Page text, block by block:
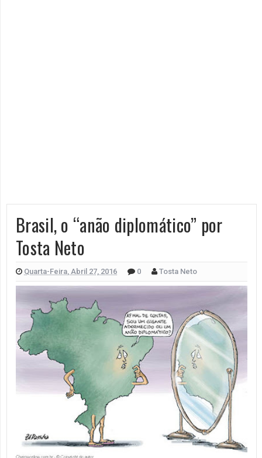
Brasil, o “anão diplomático” por
Tosta Neto
Quarta-Feira, Abril 27, 2016 0 Tosta Neto